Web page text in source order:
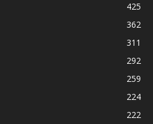
425
362
311
292
259
224
222